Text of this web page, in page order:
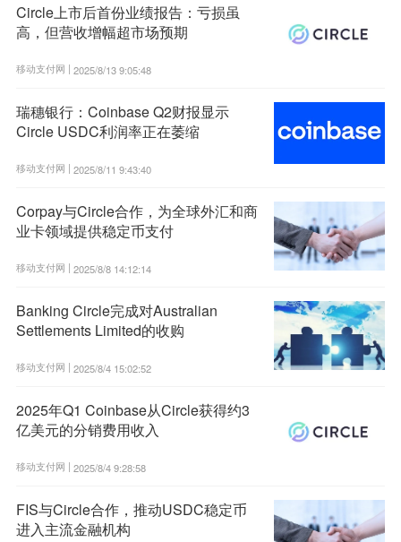
Circle上市后首份业绩报告：亏损虽
高，但营收增幅超市场预期
移动支付网 | 2025/8/13 9:05:48
瑞穗银行：Coinbase Q2财报显示
Circle USDC利润率正在萎缩
移动支付网 | 2025/8/11 9:43:40
Corpay与Circle合作，为全球外汇和商
业卡领域提供稳定币支付
移动支付网 | 2025/8/8 14:12:14
Banking Circle完成对Australian
Settlements Limited的收购
移动支付网 | 2025/8/4 15:02:52
2025年Q1 Coinbase从Circle获得约3
亿美元的分销费用收入
移动支付网 | 2025/8/4 9:28:58
FIS与Circle合作，推动USDC稳定币
进入主流金融机构